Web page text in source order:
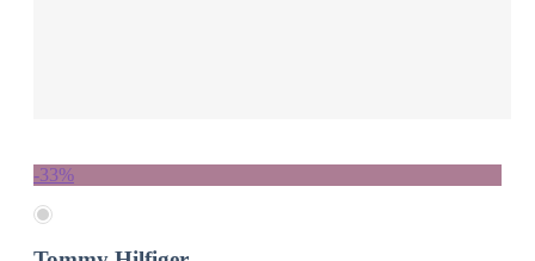
-33%